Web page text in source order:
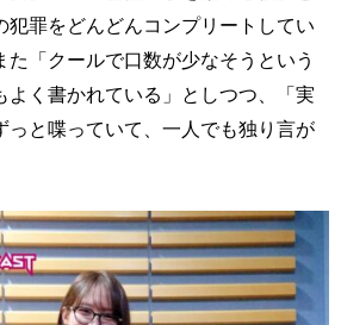
犯罪をどんどんコンプリートしてい
た「クールで口数が少なそうという
よく書かれている」としつつ、「実
っと喋っていて、一人でも独り言が